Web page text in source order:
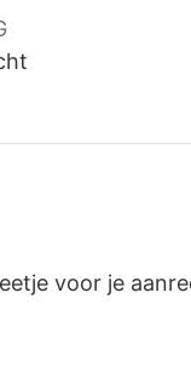
voor je